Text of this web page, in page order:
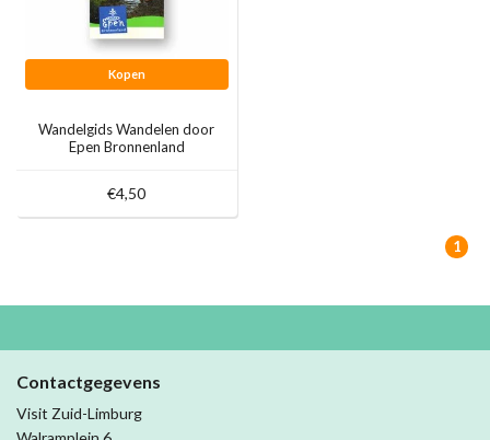
Kopen
Wandelgids Wandelen door
Epen Bronnenland
€4,50
1
Contactgegevens
Visit Zuid-Limburg